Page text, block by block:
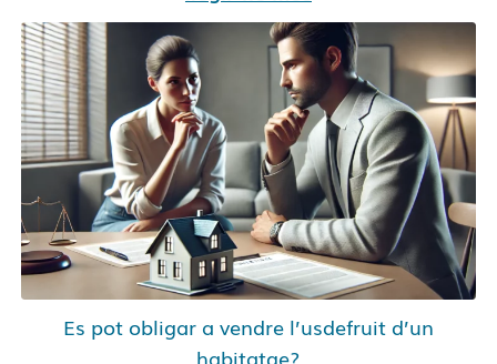
Es pot obligar a vendre l’usdefruit d’un
habitatge?